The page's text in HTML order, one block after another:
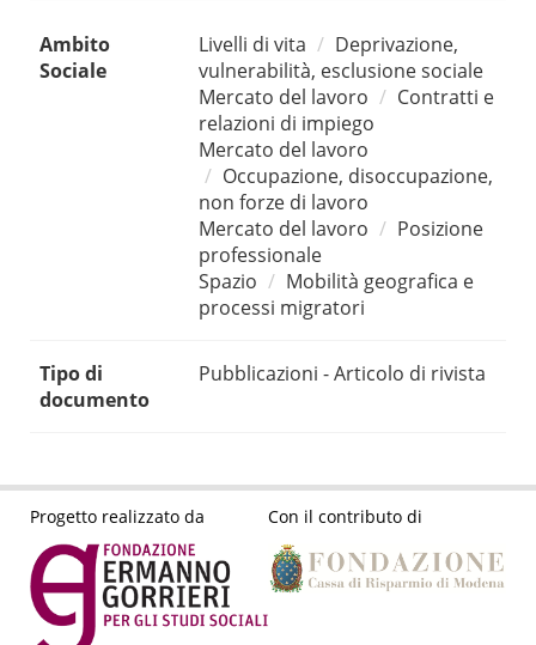
Ambito
Sociale
Livelli di vita
Deprivazione,
vulnerabilità, esclusione sociale
Mercato del lavoro
Contratti e
relazioni di impiego
Mercato del lavoro
Occupazione, disoccupazione,
non forze di lavoro
Mercato del lavoro
Posizione
professionale
Spazio
Mobilità geografica e
processi migratori
Tipo di
documento
Pubblicazioni - Articolo di rivista
Progetto realizzato da Con il contributo di